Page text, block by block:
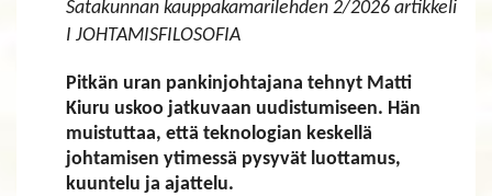
Satakunnan kauppakamarilehden 2/2026 artikkeli
I JOHTAMISFILOSOFIA
Pitkän uran pankinjohtajana tehnyt Matti
Kiuru uskoo jatkuvaan uudistumiseen. Hän
muistuttaa, että teknologian keskellä
johtamisen ytimessä pysyvät luottamus,
kuuntelu ja ajattelu.